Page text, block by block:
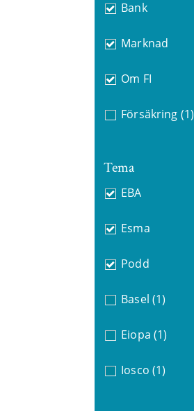
Bank
Marknad
Om FI
Försäkring (1)
Tema
EBA
Esma
Podd
Basel (1)
Eiopa (1)
Iosco (1)